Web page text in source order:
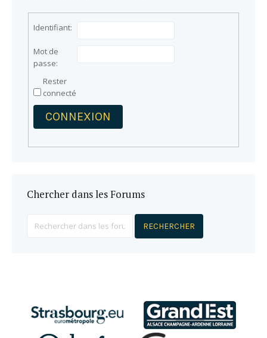
Identifiant:
Mot de
passe:
Rester
connecté
CONNEXION
Chercher dans les Forums